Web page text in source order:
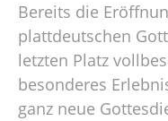
Bereits die
plattdeutschen
letzten Platz
besonderes
ganz neue